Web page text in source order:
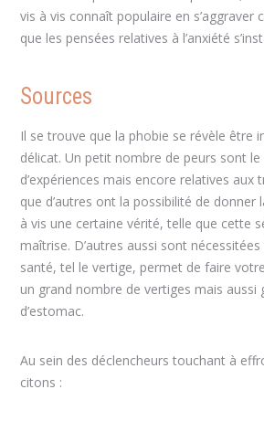
vis à vis connaît populaire en
que les pensées relatives à l’anxiété
Sources
Il se trouve que la phobie se révèle être
délicat. Un petit nombre de peurs sont
d’expériences mais encore relatives aux
que d’autres ont la possibilité de donner
à vis une certaine vérité, telle que cette
maîtrise. D’autres aussi sont
santé, tel le vertige, permet de faire
un grand nombre de vertiges mais aussi
d’estomac.
Au sein des déclencheurs touchant à
citons :